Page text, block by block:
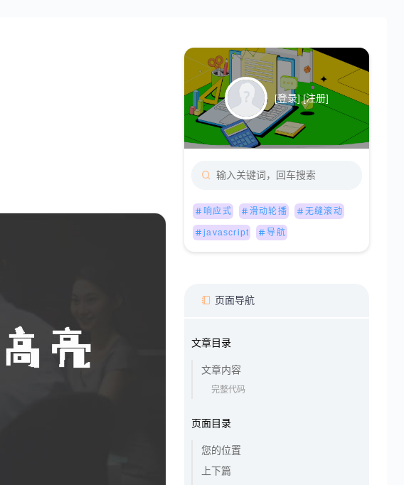
[登录] [注册]
响应式 滑动轮播 无缝滚动
javascript 导航
页面导航
文章目录
文章内容
完整代码
页面目录
您的位置
上下篇